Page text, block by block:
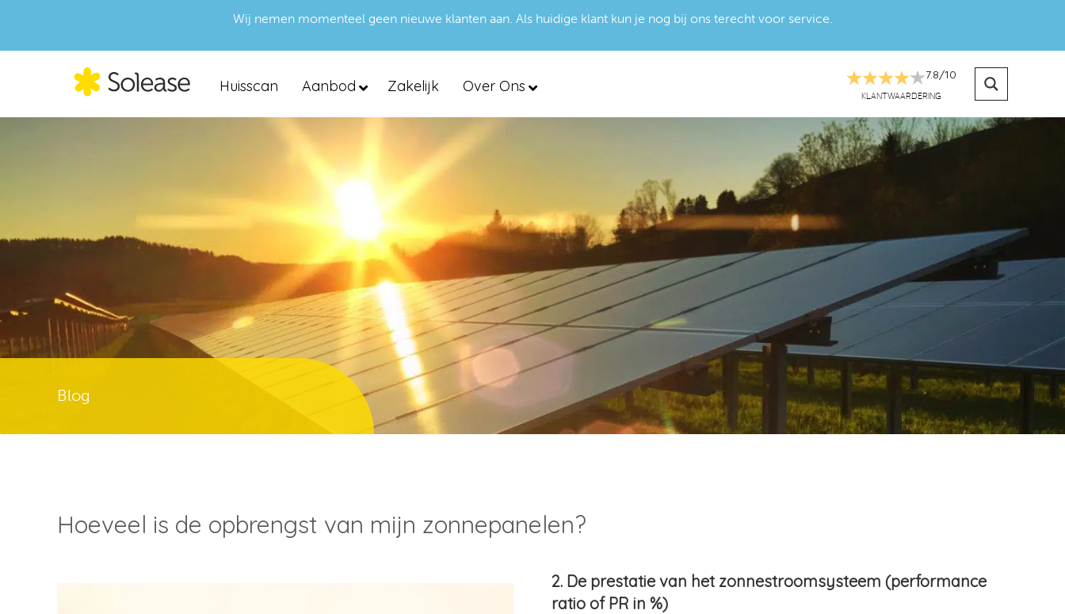
Wij nemen momenteel geen nieuwe klanten aan. Als huidige klant kun je nog bij ons terecht voor service.
Huisscan Aanbod Zakelijk Over Ons
7.8/10
KLANTWAARDERING
Blog
Hoeveel is de opbrengst van mijn zonnepanelen?
2. De prestatie van het zonnestroomsysteem (performance
ratio of PR in %)